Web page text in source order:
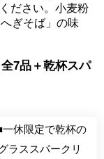
ださい。小麦粉
ぎそば」の味
7品＋乾杯スパ
ラススパークリ